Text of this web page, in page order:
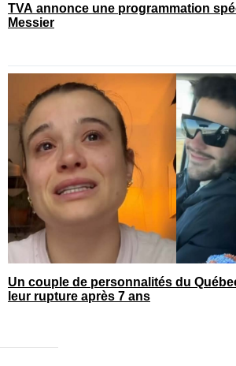
TVA annonce une programmation
Messier
Un couple de personnalités du
leur rupture après 7 ans